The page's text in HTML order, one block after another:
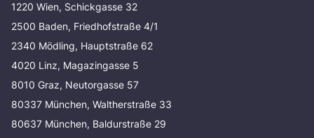
1220 Wien, Schickgasse 32
2500 Baden, Friedhofstraße 4/1
2340 Mödling, Hauptstraße 62
4020 Linz, Magazingasse 5
8010 Graz, Neutorgasse 57
80337 München, Waltherstraße 33
80637 München, Baldurstraße 29